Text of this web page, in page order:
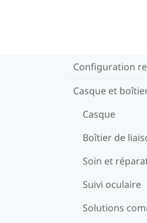
Configuration
Casque et
Casque
Boîtier de
Soin et
Suivi oculaire
Solutions